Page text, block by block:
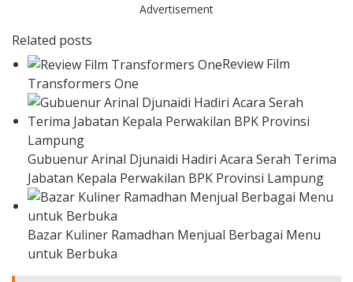
Advertisement
Related posts
Review Film
Transformers One
Gubuenur Arinal Djunaidi Hadiri Acara Serah Terima
Jabatan Kepala Perwakilan BPK Provinsi Lampung
Bazar Kuliner Ramadhan Menjual Berbagai Menu
untuk Berbuka